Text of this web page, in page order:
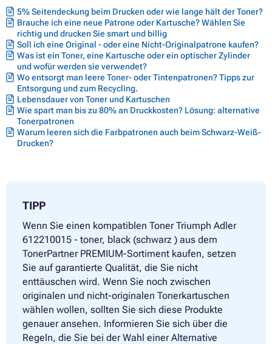
5% Seitendeckung beim Drucken oder wie lange hält der Toner?
Brauche ich eine neue Patrone oder Kartusche? Wählen Sie
richtig und drucken Sie smart und billig
Soll ich eine Original - oder eine Nicht-Originalpatrone kaufen?
Was ist ein Toner, eine Kartusche oder ein optischer Zylinder
und wofür werden sie verwendet?
Wo entsorgt man leere Toner- oder Tintenpatronen? Tipps zur
Entsorgung und zum Recycling.
Lebensdauer von Toner und Kartuschen
Wie spart man bis zu 80% an Druckkosten? Lösung: alternative
Tonerpatronen
Warum leeren sich die Farbpatronen auch beim Schwarz-Weiß-
Drucken?
TIPP
Wenn Sie einen kompatiblen Toner Triumph Adler
612210015 - toner, black (schwarz ) aus dem
TonerPartner PREMIUM-Sortiment kaufen, setzen
Sie auf garantierte Qualität, die Sie nicht
enttäuschen wird. Wenn Sie noch zwischen
originalen und nicht-originalen Tonerkartuschen
wählen wollen, sollten Sie sich diese Produkte
genauer ansehen. Informieren Sie sich über die
Regeln, die Sie bei der Wahl einer Alternative